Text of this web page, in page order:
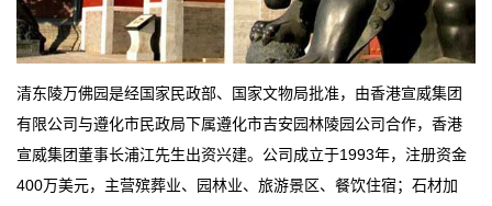
清东陵万佛园是经国家民政部、国家文物局批准，由香港宣威集团
有限公司与遵化市民政局下属遵化市吉安园林陵园公司合作，香港
宣威集团董事长浦江先生出资兴建。公司成立于1993年，注册资金
400万美元，主营殡葬业、园林业、旅游景区、餐饮住宿；石材加